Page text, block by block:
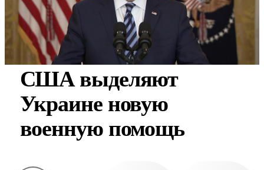
США выделяют
Украине новую
военную помощь